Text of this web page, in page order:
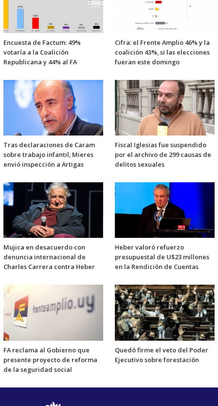
Encuesta de Factum: 49%
votaría a la Coalición
Republicana y 44% al FA
Cifra: el Frente Amplio 46% y la
coalición 43%, si las elecciones
fueran este domingo
Tras declaraciones de Caram
sobre trabajo infantil, Mieres
envió inspección a Artigas
Fiscal Iglesias fue suspendido
por el archivo de 299 causas de
delitos sexuales
Mujica en desacuerdo con
denuncia internacional de
Charles Carrera contra Heber
Heber valoró refuerzo
presupuestal de U$23 millones
en la Rendición de Cuentas
FA reclama al Gobierno que
presente proyecto de reforma
de la seguridad social
Quedó firme el veto del Poder
Ejecutivo sobre forestación